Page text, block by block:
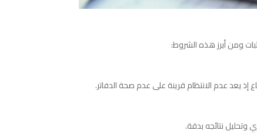
ومن أبرز هذه الشروط:
يعد عدم الانتظام قرينة على عدم صحة الدفاتر.
وتحليل نتائجه بدقة.